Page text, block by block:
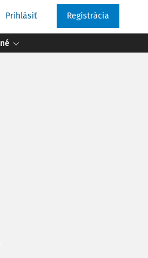
Prihlásiť Registrácia